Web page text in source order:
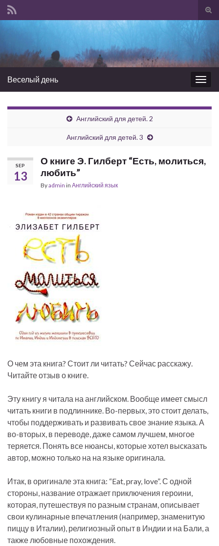
Веселый день
Английский для детей. 2
Английский для детей. 3
SEP
13
О книге Э. Гилберт “Есть, молиться,
любить”
Byadmin in Английский язык
О чем эта книга? Стоит ли читать? Сейчас расскажу.
Читайте отзыв о книге.
Эту книгу я читала на английском. Вообще имеет смысл
читать книги в подлиннике. Во-первых, это стоит делать,
чтобы поддерживать и развивать свое знание языка. А
во-вторых, в переводе, даже самом лучшем, многое
теряется. Понять все нюансы, которые хотел высказать
автор, можно только на на языке оригинала.
Итак, в оригинале эта книга: “Eat, pray, love”. С одной
стороны, название отражает приключения героини,
которая, путешествуя по разным странам, описывает
свои кулинарные впечатления (например, знаменитую
пиццу в Италии), религиозный опыт в Индии и на Бали, а
также любовные похождения.